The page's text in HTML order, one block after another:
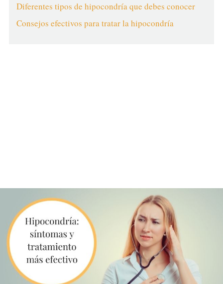
Diferentes tipos de hipocondría que debes conocer
Consejos efectivos para tratar la hipocondría